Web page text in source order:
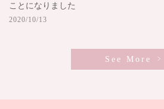
ことになりました
2020/10/13
See More